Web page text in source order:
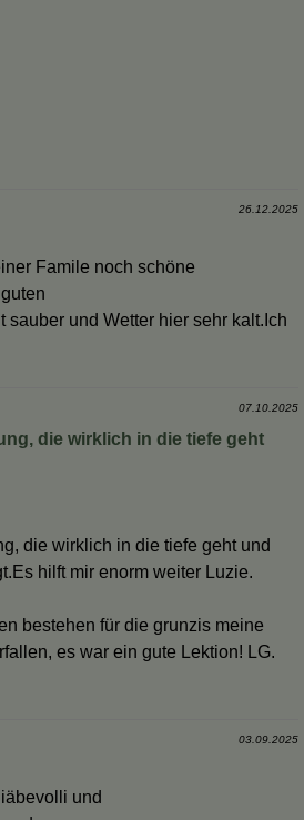
26.12.2025
Famile noch schöne
sauber und Wetter hier sehr kalt.Ich
07.10.2025
die wirklich in die tiefe geht
die wirklich in die tiefe geht und
hilft mir enorm weiter Luzie.
bestehen für die grunzis meine
es war ein gute Lektion! LG.
03.09.2025
und